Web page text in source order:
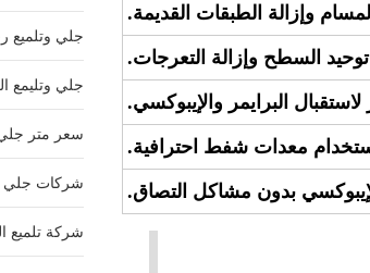
وإزالة الطبقات القديمة.
توحيد السطح وإزالة التعرجات.
البرايمر والإيبوكسي.
بدون مشاكل التصاق.
جلي وتلميع
جلي وتليمع
سعر متر
شركات جلي
شركة تلميع